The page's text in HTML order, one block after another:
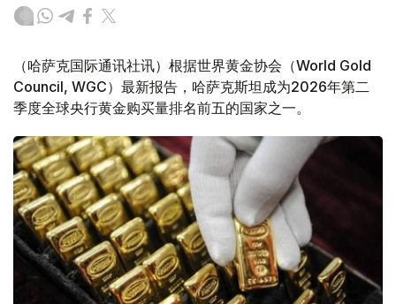
（哈萨克国际通讯社讯）根据世界黄金协会（World Gold
Council, WGC）最新报告，哈萨克斯坦成为2026年第二
季度全球央行黄金购买量排名前五的国家之一。